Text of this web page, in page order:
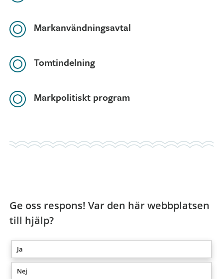
Markanvändningsavtal
Tomtindelning
Markpolitiskt program
Ge oss respons! Var den här webbplatsen
till hjälp?
Ja
Nej